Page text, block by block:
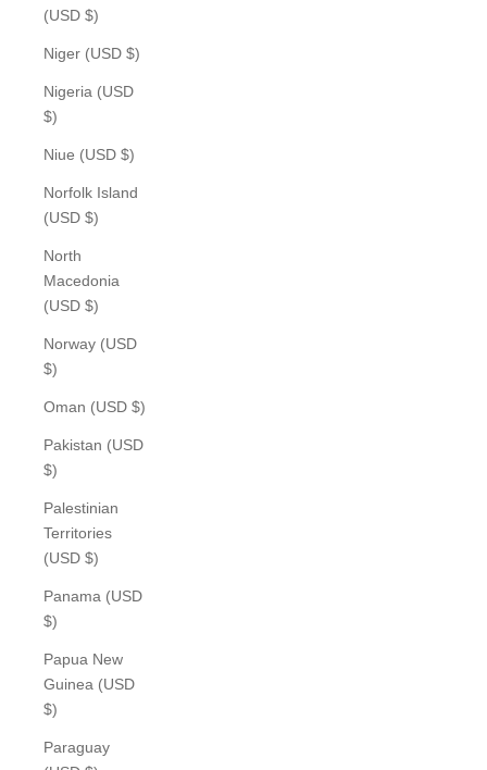
(USD $)
Niger (USD $)
Nigeria (USD
$)
Niue (USD $)
Norfolk Island
(USD $)
North
Macedonia
(USD $)
Norway (USD
$)
Oman (USD $)
Pakistan (USD
$)
Palestinian
Territories
(USD $)
Panama (USD
$)
Papua New
Guinea (USD
$)
Paraguay